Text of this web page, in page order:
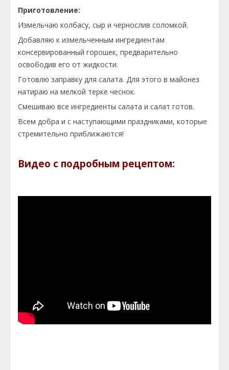
Приготовление:
Измельчаю колбасу, сыр и чернослив соломкой.
Добавляю к измельченным ингредиентам
консервированный горошек, предварительно
освободив его от жидкости.
Готовлю заправку для салата. Для этого в майонез
натираю на мелкой терке чеснок.
Смешиваю все ингредиенты салата и салат готов.
Всем добра и с наступающими праздниками, которые
стремительно приближаются!
Видео с подробным рецептом: